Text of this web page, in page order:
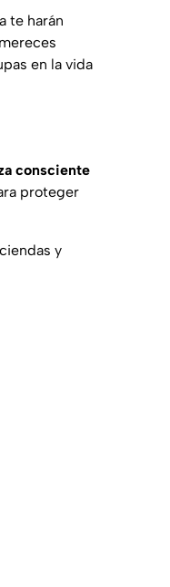
te harán
en la vida
consciente
proteger
y